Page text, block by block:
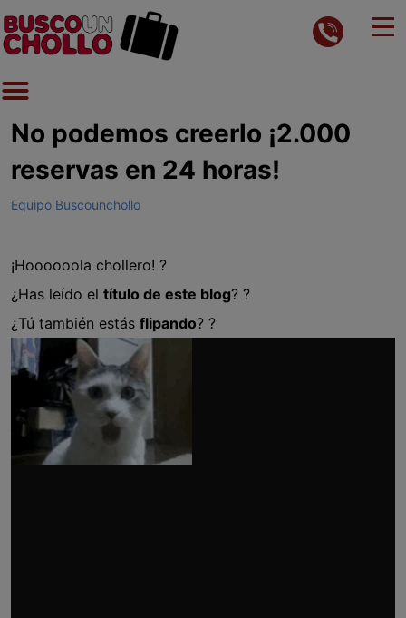
No podemos creerlo ¡2.000
reservas en 24 horas!
Equipo Buscounchollo
¡Hoooooola chollero! ?
¿Has leído el título de este blog? ?
¿Tú también estás flipando? ?